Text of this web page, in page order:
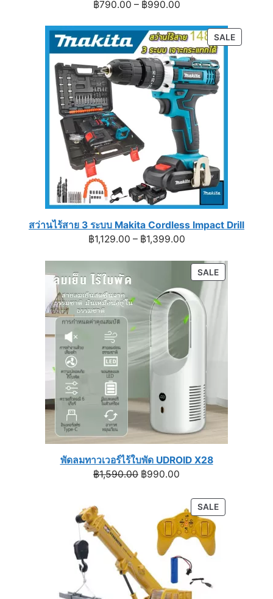
฿790.00 – ฿990.00Price
฿790.00
through
฿990.00
SALE
ON
สว่านไร้สาย 3 ระบบ Makita Cordless Impact Drill
฿1,129.00 – ฿1,399.00Price
฿1,129.00
through
฿1,399.00
SALEPRODUCT
ON
พัดลมทาวเวอร์ไร้ใบพัด UDROID X28
฿1,590.00 Original
฿1,590.00.
฿990.00
฿990.00.
SALEPRODUCT
ON